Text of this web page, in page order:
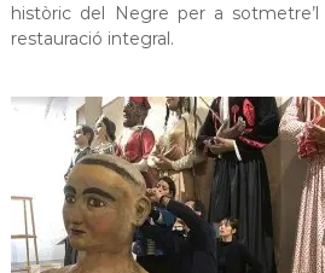
històric del Negre per a
restauració integral.